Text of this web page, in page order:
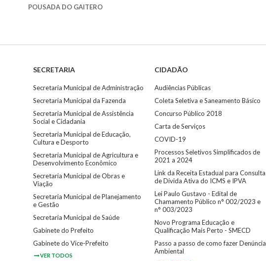
POUSADA DO GAITERO
SECRETARIA
Secretaria Municipal de Administração
Secretaria Municipal da Fazenda
Secretaria Municipal de Assistência
Social e Cidadania
Secretaria Municipal de Educação,
Cultura e Desporto
Secretaria Municipal de Agricultura e
Desenvolvimento Econômico
Secretaria Municipal de Obras e
Viação
Secretaria Municipal de Planejamento
e Gestão
Secretaria Municipal de Saúde
Gabinete do Prefeito
Gabinete do Vice-Prefeito
VER TODOS
CIDADÃO
Audiências Públicas
Coleta Seletiva e Saneamento Básico
Concurso Público 2018
Carta de Serviços
COVID-19
Processos Seletivos Simplificados de
2021 a 2024
Link da Receita Estadual para Consulta
de Dívida Ativa do ICMS e IPVA
Lei Paulo Gustavo - Edital de
Chamamento Público n° 002/2023 e
n° 003/2023
Novo Programa Educação e
Qualificação Mais Perto - SMECD
Passo a passo de como fazer Denúncia
Ambiental